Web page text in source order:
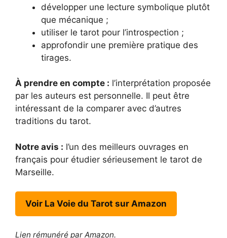
développer une lecture symbolique plutôt
que mécanique ;
utiliser le tarot pour l’introspection ;
approfondir une première pratique des
tirages.
À prendre en compte : l’interprétation proposée
par les auteurs est personnelle. Il peut être
intéressant de la comparer avec d’autres
traditions du tarot.
Notre avis : l’un des meilleurs ouvrages en
français pour étudier sérieusement le tarot de
Marseille.
Voir La Voie du Tarot sur Amazon
Lien rémunéré par Amazon.